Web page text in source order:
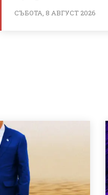
СЪБОТА, 8 АВГУСТ 2026